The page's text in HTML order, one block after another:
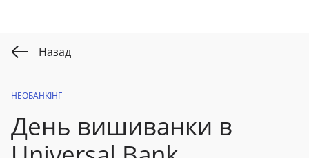
Назад
НЕОБАНКІНГ
День вишиванки в